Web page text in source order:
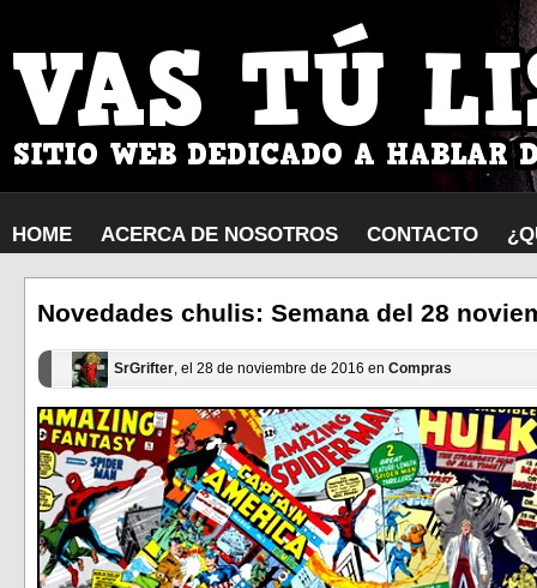
HOME ACERCA DE NOSOTROS CONTACTO
Novedades chulis: Semana del 28
SrGrifter, el 28 de noviembre de 2016 en Compras